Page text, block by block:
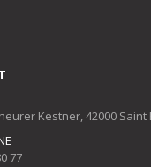
Kestner, 42000 Saint
77